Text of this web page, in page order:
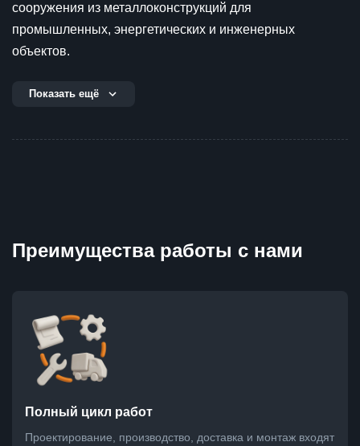
сооружения из металлоконструкций для
промышленных, энергетических и инженерных
объектов.
Показать ещё
Преимущества работы с нами
Полный цикл работ
Проектирование, производство, доставка и монтаж входят